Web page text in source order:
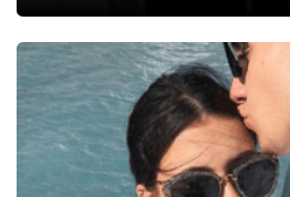
Sledujte nás